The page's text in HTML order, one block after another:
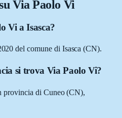
Via Paolo Vi
Vi a Isasca?
del comune di Isasca (CN).
si trova Via Paolo Vi?
provincia di Cuneo (CN),